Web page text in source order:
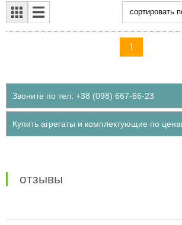
cортировать
1
Звоните по тел: +38 (098) 667-66-23
Купить агрегаты и комплектующие по
отзывы